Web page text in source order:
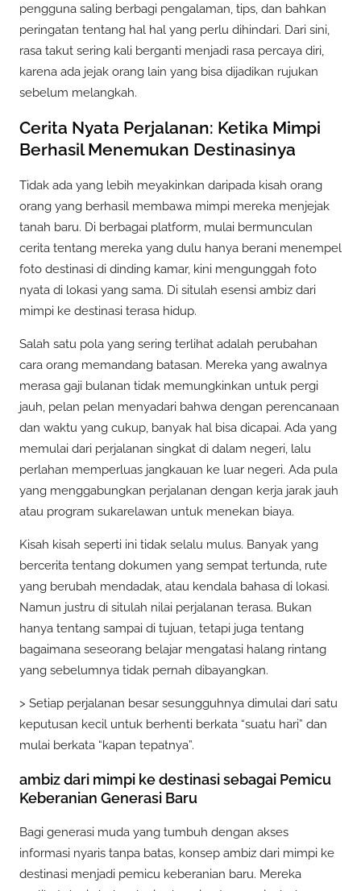
pengguna saling berbagi pengalaman, tips, dan bahkan
peringatan tentang hal hal yang perlu dihindari. Dari sini,
rasa takut sering kali berganti menjadi rasa percaya diri,
karena ada jejak orang lain yang bisa dijadikan rujukan
sebelum melangkah.
Cerita Nyata Perjalanan: Ketika Mimpi
Berhasil Menemukan Destinasinya
Tidak ada yang lebih meyakinkan daripada kisah orang
orang yang berhasil membawa mimpi mereka menjejak
tanah baru. Di berbagai platform, mulai bermunculan
cerita tentang mereka yang dulu hanya berani menempel
foto destinasi di dinding kamar, kini mengunggah foto
nyata di lokasi yang sama. Di situlah esensi ambiz dari
mimpi ke destinasi terasa hidup.
Salah satu pola yang sering terlihat adalah perubahan
cara orang memandang batasan. Mereka yang awalnya
merasa gaji bulanan tidak memungkinkan untuk pergi
jauh, pelan pelan menyadari bahwa dengan perencanaan
dan waktu yang cukup, banyak hal bisa dicapai. Ada yang
memulai dari perjalanan singkat di dalam negeri, lalu
perlahan memperluas jangkauan ke luar negeri. Ada pula
yang menggabungkan perjalanan dengan kerja jarak jauh
atau program sukarelawan untuk menekan biaya.
Kisah kisah seperti ini tidak selalu mulus. Banyak yang
bercerita tentang dokumen yang sempat tertunda, rute
yang berubah mendadak, atau kendala bahasa di lokasi.
Namun justru di situlah nilai perjalanan terasa. Bukan
hanya tentang sampai di tujuan, tetapi juga tentang
bagaimana seseorang belajar mengatasi halang rintang
yang sebelumnya tidak pernah dibayangkan.
> Setiap perjalanan besar sesungguhnya dimulai dari satu
keputusan kecil untuk berhenti berkata “suatu hari” dan
mulai berkata “kapan tepatnya”.
ambiz dari mimpi ke destinasi sebagai Pemicu
Keberanian Generasi Baru
Bagi generasi muda yang tumbuh dengan akses
informasi nyaris tanpa batas, konsep ambiz dari mimpi ke
destinasi menjadi pemicu keberanian baru. Mereka